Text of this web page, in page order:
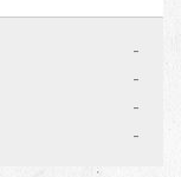
-
-
-
-